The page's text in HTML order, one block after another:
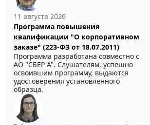
11 августа 2026
Программа повышения
квалификации "О корпоративном
заказе" (223-ФЗ от 18.07.2011)
Программа разработана совместно с
АО ''СБЕР А". Слушателям, успешно
освоившим программу, выдаются
удостоверения установленного
образца.